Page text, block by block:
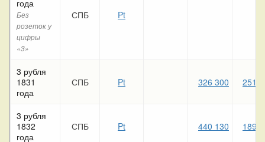
года
Без
розеток у
цифры
«3»
СПБ Pt
3 рубля
1831
года
СПБ Pt 326 300 251
3 рубля
1832
года
СПБ Pt 440 130 189